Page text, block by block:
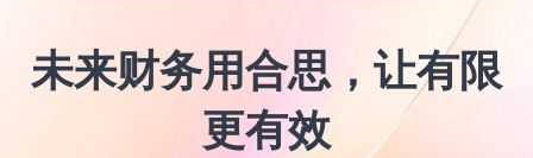
未来财务用合思，让有限
更有效